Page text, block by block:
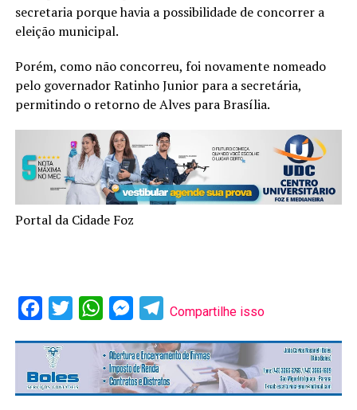
secretaria porque havia a possibilidade de concorrer a
eleição municipal.
Porém, como não concorreu, foi novamente nomeado
pelo governador Ratinho Junior para a secretária,
permitindo o retorno de Alves para Brasília.
Portal da Cidade Foz
Facebook
Twitter WhatsAppMessenger
Telegram
Compartilhe isso